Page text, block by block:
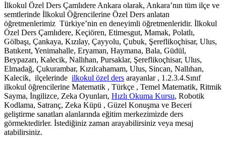
İlkokul Özel Ders Çamlıdere Ankara olarak, Ankara’nın tüm ilçe ve
semtlerinde İlkokul Öğrencilerine Özel Ders anlatan
öğretmenlerimiz Türkiye’nin en deneyimli öğretmenleridir. İlkokul
Özel Ders Çamlıdere, Keçiören, Etimesgut, Mamak, Polatlı,
Gölbaşı, Çankaya, Kızılay, Çayyolu, Çubuk, Şereflikoçhisar, Ulus,
Batıkent, Yenimahalle, Eryaman, Haymana, Bala, Güdül,
Beypazarı, Kalecik, Nallıhan, Pursaklar, Şereflikoçhisar, Ulus,
Elmadağ, Çukurambar, Kızılcahamam, Ulus, Sincan, Nallıhan,
Kalecik, ilçelerinde ilkokul özel ders arayanlar , 1.2.3.4.Sınıf
ilkokul öğrencilerine Matematik , Türkçe , Temel Matematik, Ritmik
Sayma, İngilizce, Zeka Oyunları, Hızlı Okuma Kursu, Robotik
Kodlama, Satranç, Zeka Küpü , Güzel Konuşma ve Beceri
geliştirme sanatları alanlarında eğitim merkezimizde ders
görmektedirler. İstediğiniz zaman arayabilirsiniz veya mesaj
atabilirsiniz.